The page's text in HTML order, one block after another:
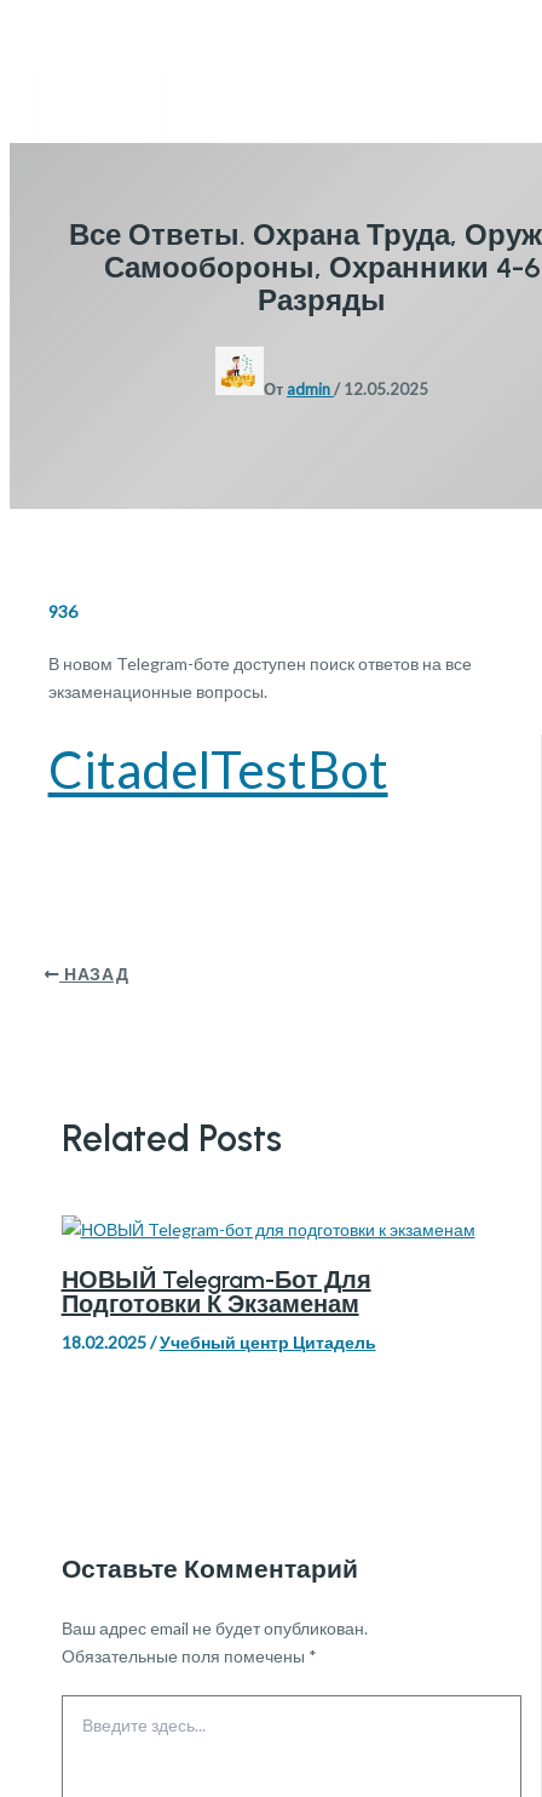
Все Ответы. Охрана Труда,
Самообороны, Охранники 4-6
Разряды
От admin/12.05.2025
936
В новом Telegram-боте доступен поиск ответов на все
экзаменационные вопросы.
CitadelTestBot
НАЗАД
Related Posts
НОВЫЙ Telegram-Бот Для
Подготовки К Экзаменам
18.02.2025/Учебный центр Цитадель
Оставьте Комментарий
Ваш адрес email не будет опубликован.
Обязательные поля помечены *
здесь...